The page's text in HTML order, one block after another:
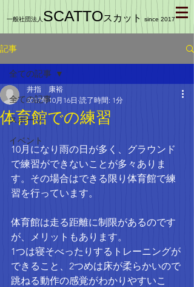
一般社団法人 SCATTOスカット since 2017
記事
全ての記事
スポーツ
イベント
全ての記事
体育館での練習
井指 康裕
2017年10月16日 読了時間: 1分
10月になり雨の日が多く、グラウンド
で練習ができないことが多々ありま
す。その場合はできる限り体育館で練
習を行っています。
体育館は走る距離に制限があるのです
が、メリットもあります。
1つは寝そべったりするトレーニングが
できること、2つめは床が柔らかいので
跳ねる動作の感覚がわかりやすいこ